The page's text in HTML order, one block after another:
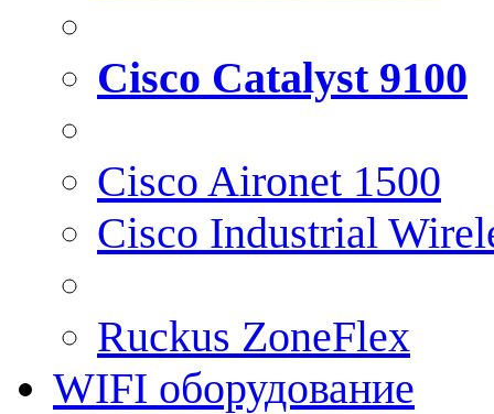
Cisco Catalyst 9100
Cisco Aironet 1500
Cisco Industrial
Ruckus ZoneFlex
WIFI оборудование